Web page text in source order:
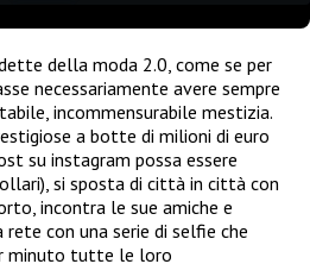
della moda 2.0, come se per
necessariamente avere sempre
incommensurabile mestizia.
a botte di milioni di euro
su instagram possa essere
si sposta di città in città con
incontra le sue amiche e
con una serie di selfie che
minuto tutte le loro